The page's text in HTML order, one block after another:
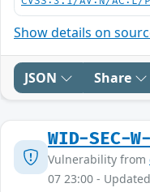
Show details on
JSON Share
WID-SEC-
Vulnerability from
07 23:00 -